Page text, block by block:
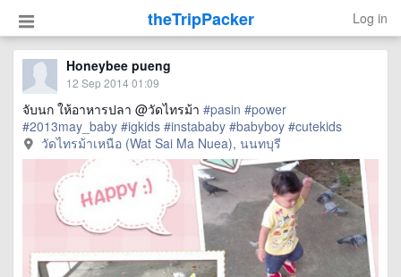
theTripPacker Log in
Honeybee pueng
12 Sep 2014 01:09
จับนก ให้อาหารปลา @วัดไทรม้า #pasin #power
#2013may_baby #igkids #instababy #babyboy #cutekids
วัดไทรม้าเหนือ (Wat Sai Ma Nuea), นนทบุรี